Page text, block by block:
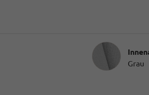
Innenausstattung
Grau